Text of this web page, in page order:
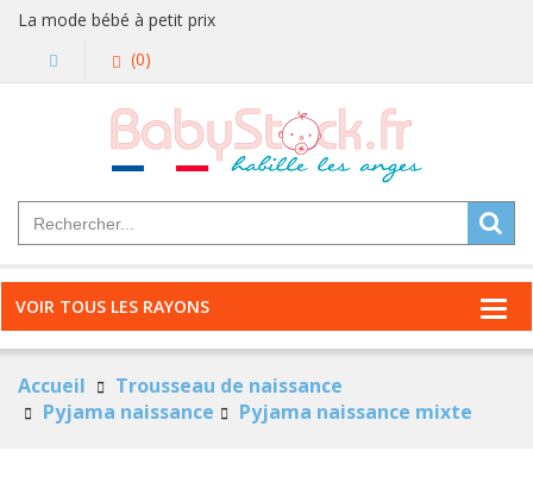
La mode bébé à petit prix
(0)
VOIR TOUS LES RAYONS
Accueil
Trousseau de naissance
Pyjama naissance
Pyjama naissance mixte